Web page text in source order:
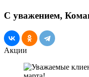
С уважением,
Акции